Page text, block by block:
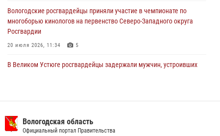
Вологодские росгвардейцы приняли участие в чемпионате по
многоборью кинологов на первенство Северо-Западного округа
Росгвардии
20 июля 2026, 11:34 5
В Великом Устюге росгвардейцы задержали мужчин, устроивших
задержали сотрудники вневедомственной охраны Росгвардии за
минувшую неделю
Вологодская область
Официальный портал Правительства